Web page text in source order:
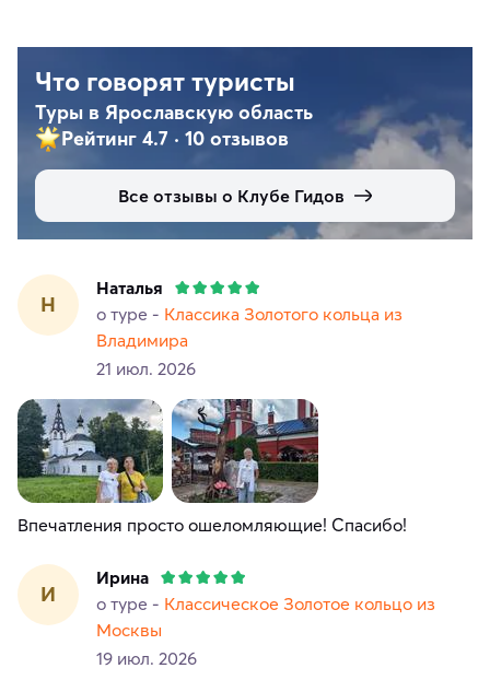
Что говорят туристы
Туры в Ярославскую область
Рейтинг 4.7 · 10 отзывов
Все отзывы о Клубе Гидов
Н
Наталья
о туре - Классика Золотого кольца из
Владимира
21 июл. 2026
Впечатления просто ошеломляющие! Спасибо!
И
Ирина
о туре - Классическое Золотое кольцо из
Москвы
19 июл. 2026